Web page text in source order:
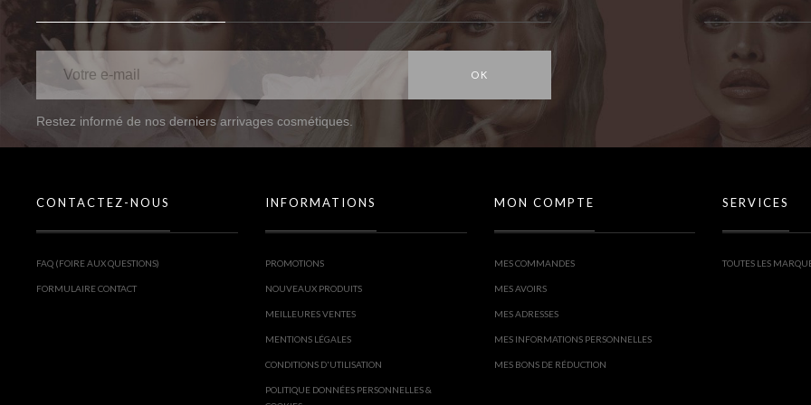
OK
Restez informé de nos derniers arrivages cosmétiques.
CONTACTEZ-NOUS
FAQ (FOIRE AUX QUESTIONS)
FORMULAIRE CONTACT
INFORMATIONS
PROMOTIONS
NOUVEAUX PRODUITS
MEILLEURES VENTES
MENTIONS LÉGALES
CONDITIONS D'UTILISATION
POLITIQUE DONNÉES PERSONNELLES &
MON COMPTE
MES COMMANDES
MES AVOIRS
MES ADRESSES
MES INFORMATIONS PERSONNELLES
MES BONS DE RÉDUCTION
SERVICES
TOUTES LES